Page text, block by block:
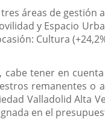
áreas de gestión
y Espacio
Cultura
tener en
remanentes o
Valladolid Alta
en el